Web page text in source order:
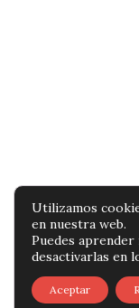
Copyright ©
Política de
Utilizamos
en nuestra web.
Puedes
desactivarlas en
Aceptar